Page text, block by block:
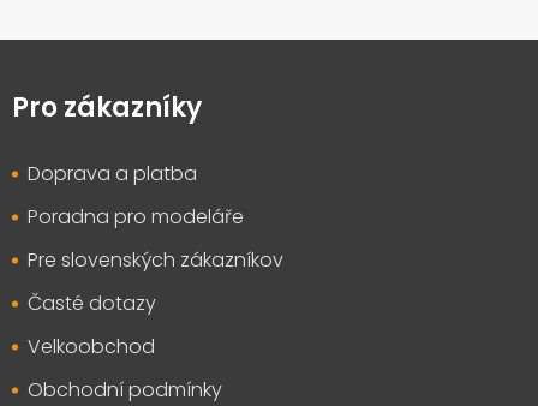
pPro zákazníky
Doprava a platba
Poradna pro modeláře
Pre slovenských zákazníkov
Časté dotazy
Velkoobchod
Obchodní podmínky